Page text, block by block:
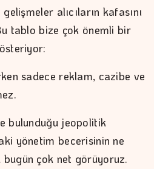
alıcıların kafasını
tablo bize çok önemli bir
sadece reklam, cazibe ve
bulunduğu jeopolitik
yönetim becerisinin ne
çok net görüyoruz.